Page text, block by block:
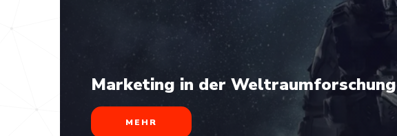
Marketing in der Weltraumforschung
MEHR